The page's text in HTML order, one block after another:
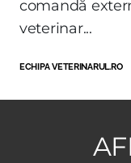
comandă
veterinar...
ECHIPA VETERINARUL.RO